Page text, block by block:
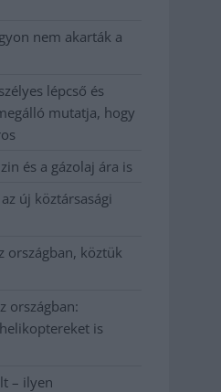
nem akarták a
lépcső és
mutatja, hogy
és a gázolaj ára is
új köztársasági
országban, köztük
országban:
is
– ilyen